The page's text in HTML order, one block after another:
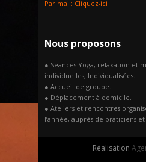
Par mail: Cliquez-ici
Nous proposons
● Séances Yoga, relaxation et
individuelles, Individualisées.
● Accueil de groupe.
● Déplacement à domicile.
● Ateliers et rencontres
l’année, auprès de praticiens
Réalisation